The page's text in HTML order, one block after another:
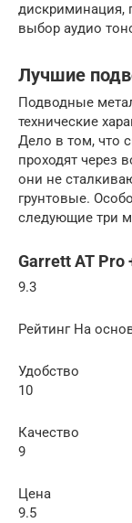
дискриминация,
выбор аудио
Лучшие
Подводные
технические
Дело в том, что
проходят через
они не
грунтовые.
следующие три
Garrett AT Pro
9.3
Рейтинг На
Удобство
10
Качество
9
Цена
9.5